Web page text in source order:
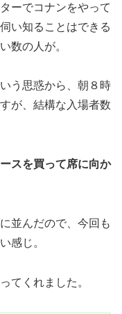
ーでコナンをやって
い知ることはできる
数の人が。
う思惑から、朝８時
が、結構な入場者数
スを買って席に向か
並んだので、今回も
感じ。
てくれました。